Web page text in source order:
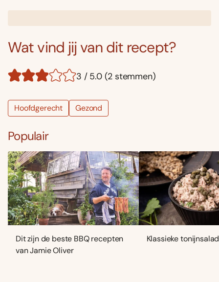
Wat vind jij van dit recept?
3 / 5.0 (2 stemmen)
Hoofdgerecht Gezond
Populair
Dit zijn de beste BBQ recepten
van Jamie Oliver
Klassieke